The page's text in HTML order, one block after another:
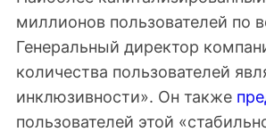
миллионов пользователей по
Генеральный директор
количества пользователей
инклюзивности». Он также
пользователей этой